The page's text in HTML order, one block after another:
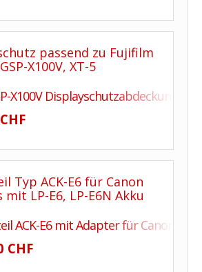
X100V Displayschutzabdeckung
ACK-E6 mit Adapter für Canon EOS
CHF